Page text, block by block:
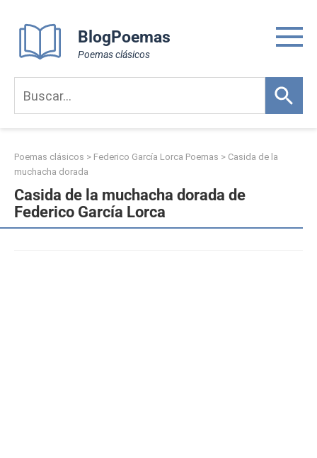
content
BlogPoemas
Poemas clásicos
Poemas clásicos > Federico García Lorca Poemas > Casida de la
muchacha dorada
Casida de la muchacha dorada de
Federico García Lorca